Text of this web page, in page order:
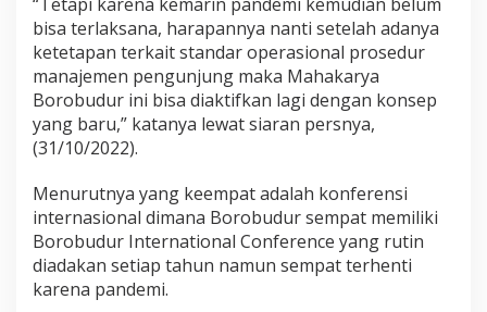
bisa terlaksana, harapannya nanti setelah adanya
ketetapan terkait standar operasional prosedur
manajemen pengunjung maka Mahakarya
Borobudur ini bisa diaktifkan lagi dengan konsep
yang baru,” katanya lewat siaran persnya,
(31/10/2022).
Menurutnya yang keempat adalah konferensi
internasional dimana Borobudur sempat memiliki
Borobudur International Conference yang rutin
diadakan setiap tahun namun sempat terhenti
karena pandemi.